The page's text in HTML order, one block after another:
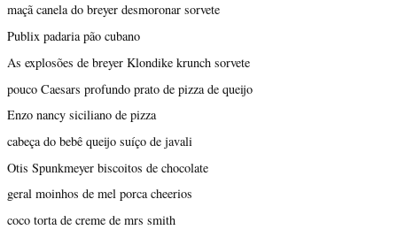
maçã canela do breyer desmoronar sorvete
Publix padaria pão cubano
As explosões de breyer Klondike krunch sorvete
pouco Caesars profundo prato de pizza de queijo
Enzo nancy siciliano de pizza
cabeça do bebê queijo suíço de javali
Otis Spunkmeyer biscoitos de chocolate
geral moinhos de mel porca cheerios
coco torta de creme de mrs smith